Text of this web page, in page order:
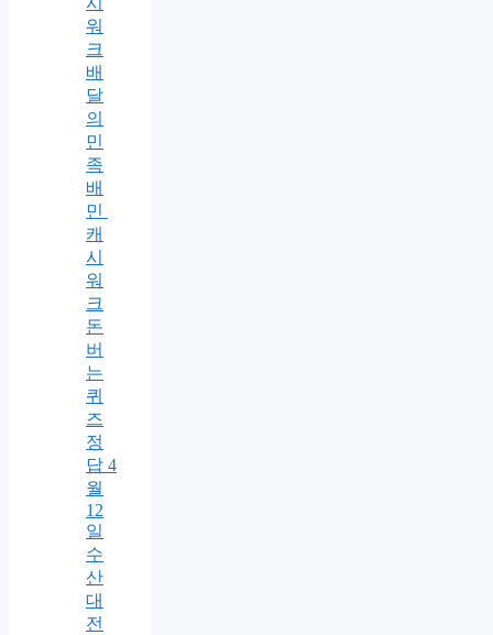
워
크
배
달
의
민
족
배
민
캐
시
워
크
돈
버
는
퀴
즈
정
답 4
월
12
일
수
산
대
전